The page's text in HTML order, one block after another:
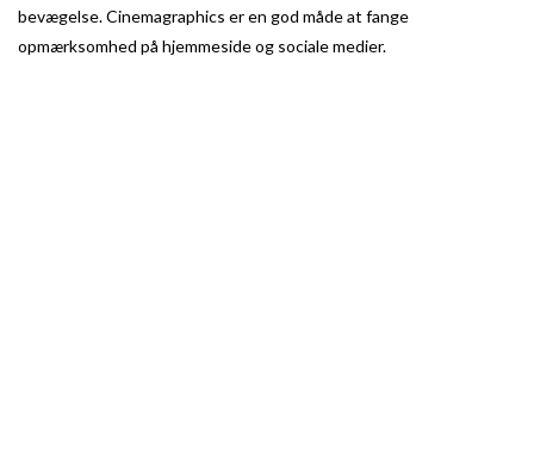
bevægelse. Cinemagraphics er en god måde at fange
opmærksomhed på hjemmeside og sociale medier.